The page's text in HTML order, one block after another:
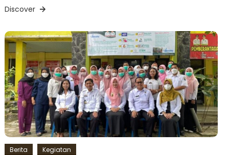
Discover
Berita Kegiatan